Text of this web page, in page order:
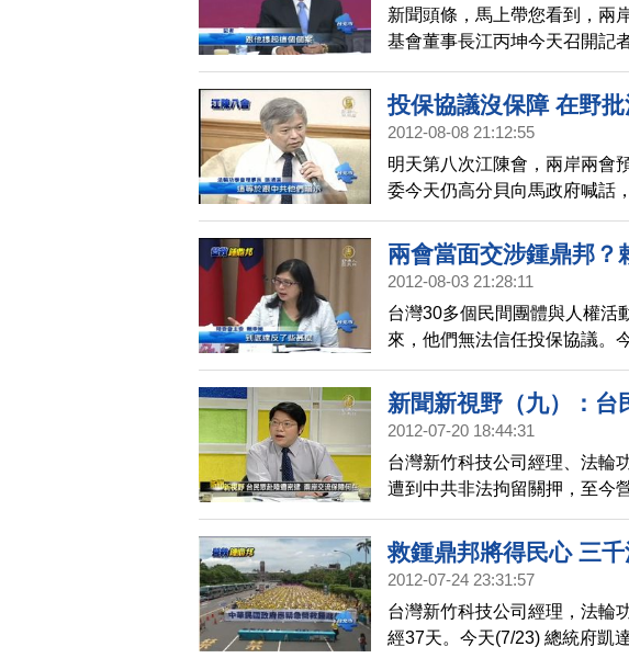
新聞頭條，馬上帶您看到，兩
基會董事長江丙坤今天召開記
不過，場內外都把焦點放在，
邦；記者追問江丙坤是否在兩
權會等多個民間團體更指出，
投保協議沒保障 在野
2012-08-08 21:12:55
明天第八次江陳會，兩岸兩會
委今天仍高分貝向馬政府喊話
輪功成員鍾鼎邦，再來談簽署
洽簽的司法互助協議還是
產，江陳會談根本就是流於形式
兩會當面交涉鍾鼎邦？
2012-08-03 21:28:11
台灣30多個民間團體與人權活
來，他們無法信任投保協議。
不會在兩會期間交涉鍾鼎邦案
新聞新視野（九）：台
何在
2012-07-20 18:44:31
台灣新竹科技公司經理、法輪
遭到中共非法拘留關押，至今
凸顯了什麼問題？兩岸儘管密
全及基本人權到底有沒有獲得
深度探討。
救鍾鼎邦將得民心 三
2012-07-24 23:31:57
台灣新竹科技公司經理，法輪
經37天。今天(7/23) 總統府凱